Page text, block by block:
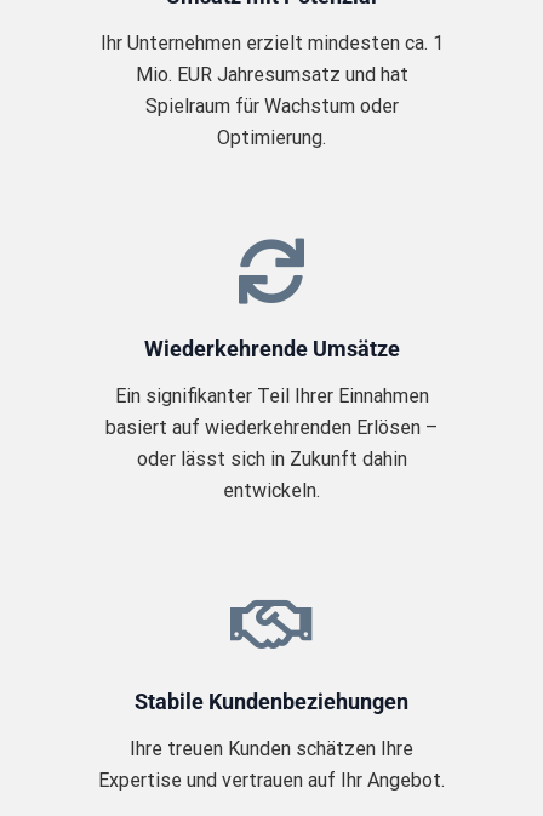
Ihr Unternehmen erzielt mindesten ca. 1
Mio. EUR Jahresumsatz und hat
Spielraum für Wachstum oder
Optimierung.
Wiederkehrende Umsätze
Ein signifikanter Teil Ihrer Einnahmen
basiert auf wiederkehrenden Erlösen –
oder lässt sich in Zukunft dahin
entwickeln.
Stabile Kundenbeziehungen
Ihre treuen Kunden schätzen Ihre
Expertise und vertrauen auf Ihr Angebot.